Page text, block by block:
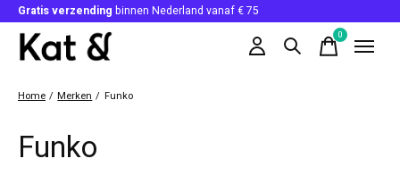
Gratis verzending binnen Nederland vanaf € 75
0items
Home / Merken / Funko
Funko